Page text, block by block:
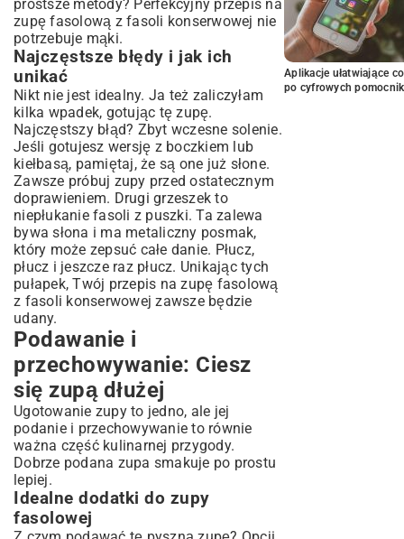
prostsze metody? Perfekcyjny przepis na
zupę fasolową z fasoli konserwowej nie
potrzebuje mąki.
Najczęstsze błędy i jak ich
unikać
Nikt nie jest idealny. Ja też zaliczyłam
kilka wpadek, gotując tę zupę.
Najczęstszy błąd? Zbyt wczesne solenie.
Jeśli gotujesz wersję z boczkiem lub
kiełbasą, pamiętaj, że są one już słone.
Zawsze próbuj zupy przed ostatecznym
doprawieniem. Drugi grzeszek to
niepłukanie fasoli z puszki. Ta zalewa
bywa słona i ma metaliczny posmak,
który może zepsuć całe danie. Płucz,
płucz i jeszcze raz płucz. Unikając tych
pułapek, Twój przepis na zupę fasolową
z fasoli konserwowej zawsze będzie
udany.
Podawanie i
przechowywanie: Ciesz
się zupą dłużej
Ugotowanie zupy to jedno, ale jej
podanie i przechowywanie to równie
ważna część kulinarnej przygody.
Dobrze podana zupa smakuje po prostu
lepiej.
Idealne dodatki do zupy
fasolowej
Aplikacje ułatwiające
po cyfrowych